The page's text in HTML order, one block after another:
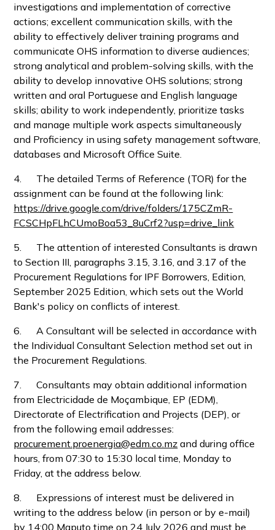
investigations and implementation of corrective
actions; excellent communication skills, with the
ability to effectively deliver training programs and
communicate OHS information to diverse audiences;
strong analytical and problem-solving skills, with the
ability to develop innovative OHS solutions; strong
written and oral Portuguese and English language
skills; ability to work independently, prioritize tasks
and manage multiple work aspects simultaneously
and Proficiency in using safety management software,
databases and Microsoft Office Suite.
4. The detailed Terms of Reference (TOR) for the
assignment can be found at the following link:
https://drive.google.com/drive/folders/175CZmR-
FCSCHpFLhCUmoBoa53_8uCrf2?usp=drive_link
5. The attention of interested Consultants is drawn
to Section III, paragraphs 3.15, 3.16, and 3.17 of the
Procurement Regulations for IPF Borrowers, Edition,
September 2025 Edition, which sets out the World
Bank's policy on conflicts of interest.
6. A Consultant will be selected in accordance with
the Individual Consultant Selection method set out in
the Procurement Regulations.
7. Consultants may obtain additional information
from Electricidade de Moçambique, EP (EDM),
Directorate of Electrification and Projects (DEP), or
from the following email addresses:
procurement.proenergia@edm.co.mz and during office
hours, from 07:30 to 15:30 local time, Monday to
Friday, at the address below.
8. Expressions of interest must be delivered in
writing to the address below (in person or by e-mail)
by 14:00 Maputo time on 24 July 2026 and must be